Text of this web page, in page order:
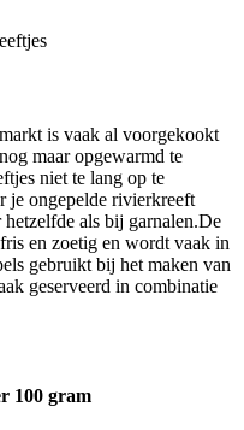
is vaak al voorgekookt
maar opgewarmd te
niet te lang op te
je ongepelde rivierkreeft
als bij garnalen.De
en zoetig en wordt vaak in
gebruikt bij het maken van
geserveerd in combinatie
100 gram